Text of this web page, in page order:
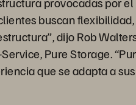
buscan
dijo Rob
Pure Storage.
que se adapta a